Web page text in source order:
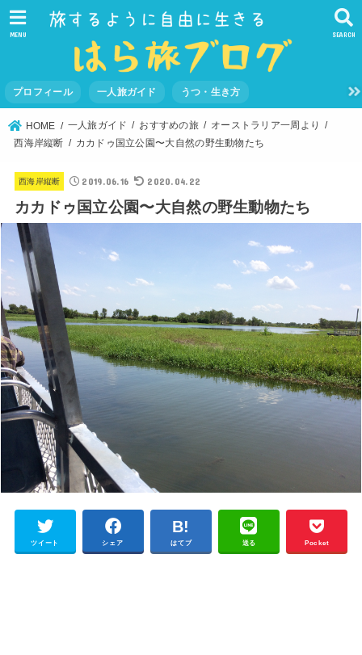
SEARCH
MENU
プロフィール 一人旅ガイド うつ・生き方
HOME 一人旅ガイド おすすめの旅
オーストラリア一周より
西海岸縦断
カカドゥ国立公園〜大自然の野生動物たち
西海岸縦断 2019.06.16 2020.04.22
カカドゥ国立公園〜大自然の野生動物たち
ツイート シェア はてブ 送る Pocket